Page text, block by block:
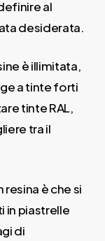
al
desiderata.
è illimitata,
a tinte forti
tinte RAL,
tra il
è che si
in piastrelle
di